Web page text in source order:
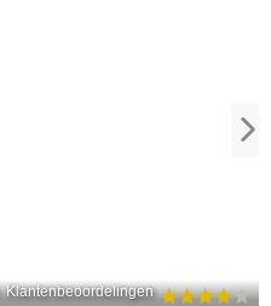
Klantenbeoordelingen